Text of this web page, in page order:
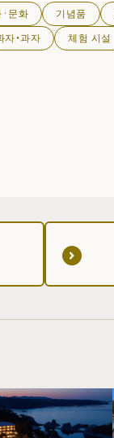
있다.
·문화 기념품
자・과자 체험 시설